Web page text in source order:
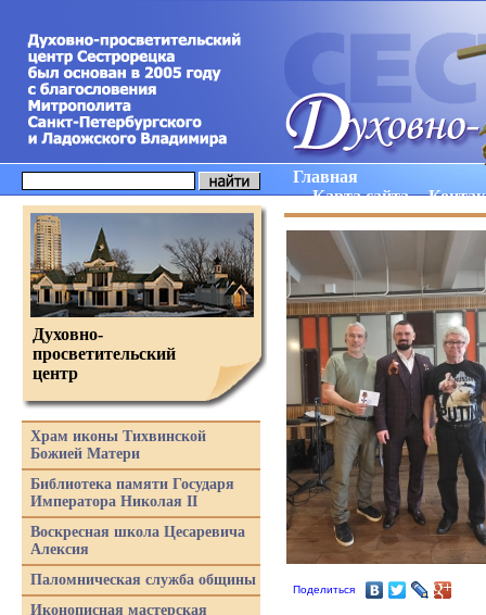
Главная
Карта сайта
Поделиться
Духовно-
просветительский
центр
Храм иконы Тихвинской
Божией Матери
Библиотека памяти Государя
Императора Николая II
Воскресная школа Цесаревича
Алексия
Паломническая служба общины
Иконописная мастерская